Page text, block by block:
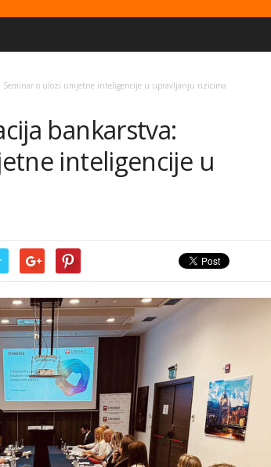
Seminar o ulozi umjetne inteligencije u upravljanju rizicima
bankarstva:
inteligencije u